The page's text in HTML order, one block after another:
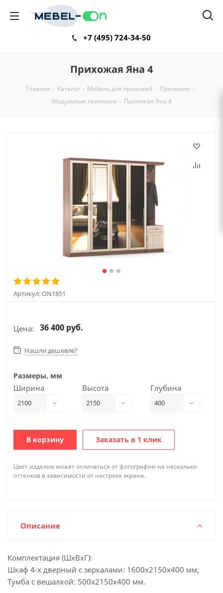
+7 (495) 724-34-50
Прихожая Яна 4
Главная - Каталог - Мебель для прихожей - Прихожие -
Модульные прихожие - Прихожая Яна 4
Артикул:ON1851
Цена: 36 400 руб.
Нашли дешевле?
Размеры, мм
Ширина
2100
Высота
2150
Глубина
400
В корзину Заказать в 1 клик
Цвет изделия может отличаться от фотографии на несколько
оттенков в зависимости от настроек экрана.
Описание
Комплектация (ШхВхГ):
Шкаф 4-х дверный с зеркалами: 1600х2150х400 мм;
Тумба с вешалкой: 500х2150х400 мм.